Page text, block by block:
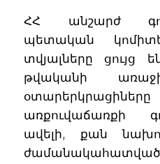
ՀՀ անշարժ
պետական
տվյալները ցույց
թվականի
առքուվաճառքի
ավելի, քան